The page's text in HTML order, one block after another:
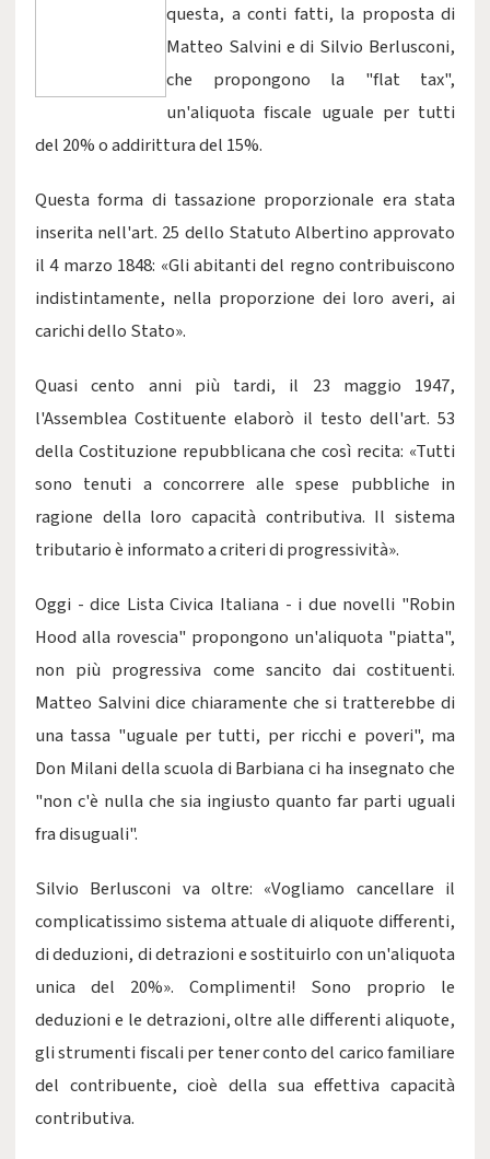
questa, a conti fatti, la proposta di
Matteo Salvini e di Silvio Berlusconi,
che propongono la "flat tax",
un'aliquota fiscale uguale per tutti
del 20% o addirittura del 15%.
Questa forma di tassazione proporzionale era stata
inserita nell'art. 25 dello Statuto Albertino approvato
il 4 marzo 1848: «Gli abitanti del regno contribuiscono
indistintamente, nella proporzione dei loro averi, ai
carichi dello Stato».
Quasi cento anni più tardi, il 23 maggio 1947,
l'Assemblea Costituente elaborò il testo dell'art. 53
della Costituzione repubblicana che così recita: «Tutti
sono tenuti a concorrere alle spese pubbliche in
ragione della loro capacità contributiva. Il sistema
tributario è informato a criteri di progressività».
Oggi - dice Lista Civica Italiana - i due novelli "Robin
Hood alla rovescia" propongono un'aliquota "piatta",
non più progressiva come sancito dai costituenti.
Matteo Salvini dice chiaramente che si tratterebbe di
una tassa "uguale per tutti, per ricchi e poveri", ma
Don Milani della scuola di Barbiana ci ha insegnato che
"non c'è nulla che sia ingiusto quanto far parti uguali
fra disuguali".
Silvio Berlusconi va oltre: «Vogliamo cancellare il
complicatissimo sistema attuale di aliquote differenti,
di deduzioni, di detrazioni e sostituirlo con un'aliquota
unica del 20%». Complimenti! Sono proprio le
deduzioni e le detrazioni, oltre alle differenti aliquote,
gli strumenti fiscali per tener conto del carico familiare
del contribuente, cioè della sua effettiva capacità
contributiva.